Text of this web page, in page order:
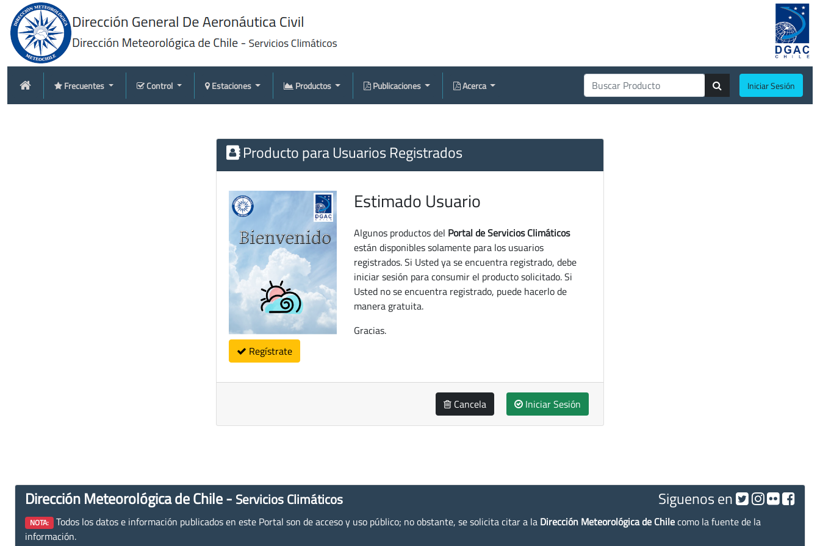
Frecuentes Control Estaciones Productos Publicaciones Acerca Iniciar Sesión
Producto para Usuarios Registrados
Regístrate
Estimado Usuario
Algunos productos del Portal de Servicios Climáticos
están disponibles solamente para los usuarios
registrados. Si Usted ya se encuentra registrado, debe
iniciar sesión para consumir el producto solicitado. Si
Usted no se encuentra registrado, puede hacerlo de
manera gratuita.
Gracias.
Cancela Iniciar Sesión
Dirección Meteorológica de Chile - Servicios Climáticos Siguenos en
NOTA: Todos los datos e información publicados en este Portal son de acceso y uso público; no obstante, se solicita citar a la Dirección Meteorológica de Chilecomo la fuente de la
información.